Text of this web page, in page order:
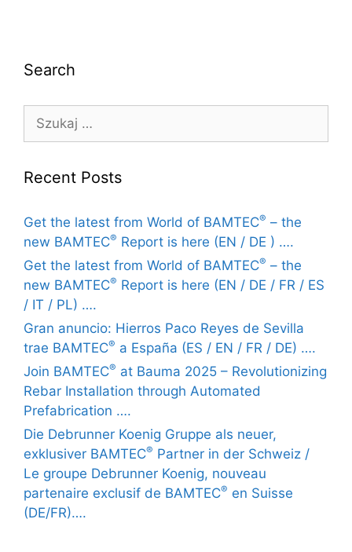
Search
Recent Posts
Get the latest from World of BAMTEC® – the
new BAMTEC® Report is here (EN / DE ) ….
Get the latest from World of BAMTEC® – the
new BAMTEC® Report is here (EN / DE / FR / ES
/ IT / PL) ….
Gran anuncio: Hierros Paco Reyes de Sevilla
trae BAMTEC® a España (ES / EN / FR / DE) ….
Join BAMTEC® at Bauma 2025 – Revolutionizing
Rebar Installation through Automated
Prefabrication ….
Die Debrunner Koenig Gruppe als neuer,
exklusiver BAMTEC® Partner in der Schweiz /
Le groupe Debrunner Koenig, nouveau
partenaire exclusif de BAMTEC® en Suisse
(DE/FR)….